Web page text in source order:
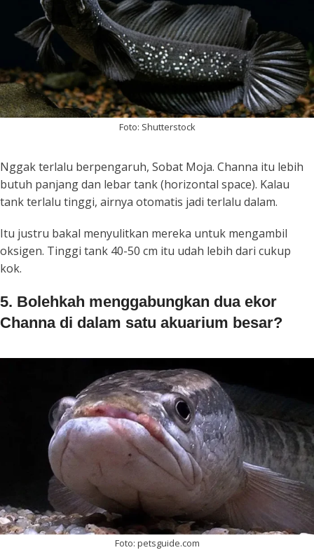
Foto: Shutterstock
Nggak terlalu berpengaruh, Sobat Moja. Channa itu lebih
butuh panjang dan lebar tank (horizontal space). Kalau
tank terlalu tinggi, airnya otomatis jadi terlalu dalam.
Itu justru bakal menyulitkan mereka untuk mengambil
oksigen. Tinggi tank 40-50 cm itu udah lebih dari cukup
kok.
5. Bolehkah menggabungkan dua ekor
Channa di dalam satu akuarium besar?
Foto: petsguide.com